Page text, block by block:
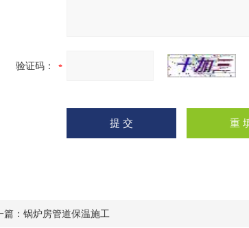
验证码：
篇： 锅炉房管道保温施工